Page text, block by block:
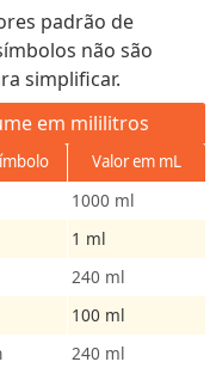
padrão de
não são
simplificar.
em mililitros
Valor em mL
1000 ml
1 ml
240 ml
100 ml
240 ml